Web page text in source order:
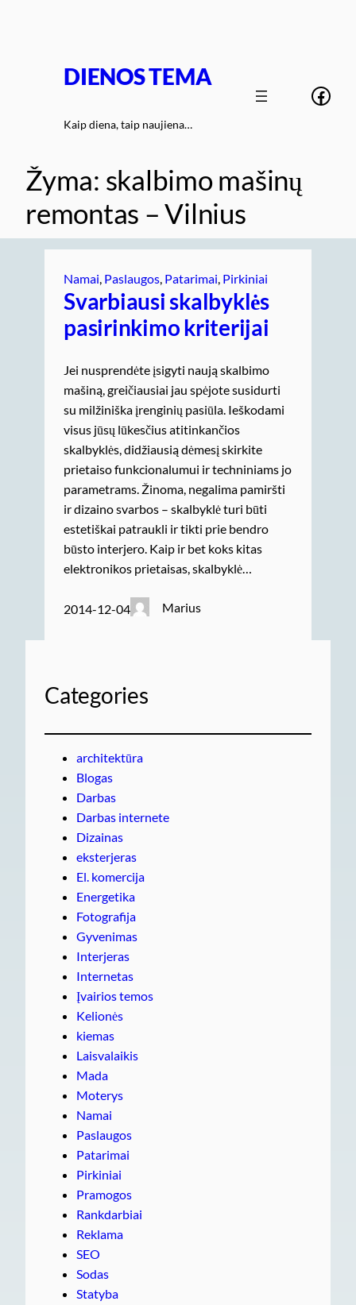
DIENOS TEMA
Kaip diena, taip naujiena…
Žyma: skalbimo mašinų
remontas – Vilnius
Namai Paslaugos Patarimai Pirkiniai
Svarbiausi skalbyklės
pasirinkimo kriterijai
Jei nusprendėte įsigyti naują skalbimo
mašiną, greičiausiai jau spėjote susidurti
su milžiniška įrenginių pasiūla. Ieškodami
visus jūsų lūkesčius atitinkančios
skalbyklės, didžiausią dėmesį skirkite
prietaiso funkcionalumui ir techniniams jo
parametrams. Žinoma, negalima pamiršti
ir dizaino svarbos – skalbyklė turi būti
estetiškai patraukli ir tikti prie bendro
būsto interjero. Kaip ir bet koks kitas
elektronikos prietaisas, skalbyklė…
2014-12-04 Marius
Categories
architektūra
Blogas
Darbas
Darbas internete
Dizainas
eksterjeras
El. komercija
Energetika
Fotografija
Gyvenimas
Interjeras
Internetas
Įvairios temos
Kelionės
kiemas
Laisvalaikis
Mada
Moterys
Namai
Paslaugos
Patarimai
Pirkiniai
Pramogos
Rankdarbiai
Reklama
SEO
Sodas
Statyba